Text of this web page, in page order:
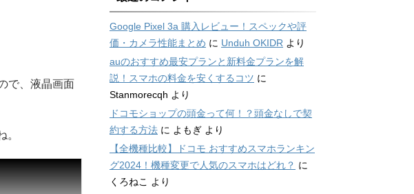
で、液晶画面
。
Google Pixel 3a 購入レビュー！スペックや評
価・カメラ性能まとめ に Unduh OKIDR より
auのおすすめ最安プランと新料金プランを解
説！スマホの料金を安くするコツ に
Stanmorecqh より
ドコモショップの頭金って何！？頭金なしで契
約する方法 に よもぎ より
【全機種比較】ドコモ おすすめスマホランキン
グ2024！機種変更で人気のスマホはどれ？ に
くろねこ
より